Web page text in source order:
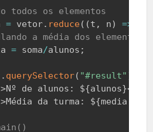
todos os elementos
= vetor. reduce( (t , n) =>
a média dos elementos
= soma/alunos ;
. querySelector( "#result" )
>Nº de alunos: ${alunos}</
>Média da turma: ${media